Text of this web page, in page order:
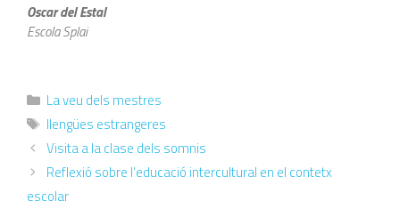
Oscar del Estal
Escola Splai
La veu dels mestres
llengües estrangeres
Visita a la clase dels somnis
Reflexió sobre l’educació intercultural en el contetx
escolar